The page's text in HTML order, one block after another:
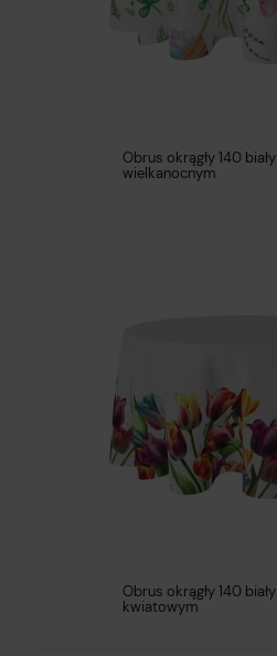
Obrus okrągły 140
wielkanocnym
Obrus okrągły 140
kwiatowym